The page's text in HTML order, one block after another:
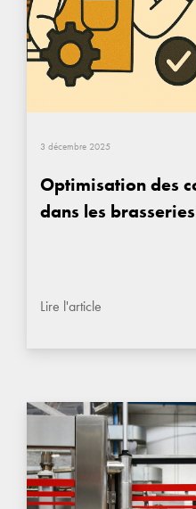
3 décembre 2025
Optimisation des
dans les brasseries
Lire l'article